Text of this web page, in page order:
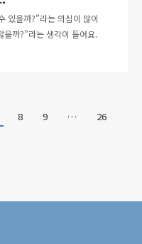
있을까?”라는 의심이 많이
을까?”라는 생각이 들어요.
8 9 …
26